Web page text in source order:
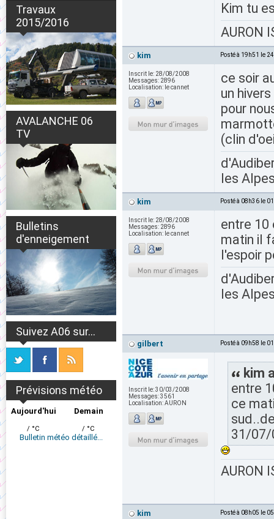
Travaux
2015/2016
AVALANCHE 06
TV
Bulletins
d'enneigement
Suivez A06 sur...
Prévisions météo
Aujourd'hui
/ °C
Demain
/ °C
Bulletin météo détaillé...
Kim tu
AURON
kim Posté à 19h51 le
Inscrit le: 28/08/2008
Messages: 2896
Localisation: le cannet
ce soir
un
pour
(clin
les
kim Posté à 08h36 le
Inscrit le: 28/08/2008
Messages: 2896
Localisation: le cannet
entre 10
matin il
l'espoir
les
gilbert Posté à 09h58 le
Inscrit le:30/03/2008
Messages:3561
Localisation:AURON
kim
entre
ce
31/07/
AURON
kim Posté à 08h05 le